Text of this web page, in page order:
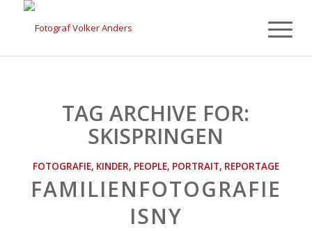
TAG ARCHIVE FOR:
SKISPRINGEN
FOTOGRAFIE, KINDER, PEOPLE, PORTRAIT, REPORTAGE
FAMILIENFOTOGRAFIE
ISNY